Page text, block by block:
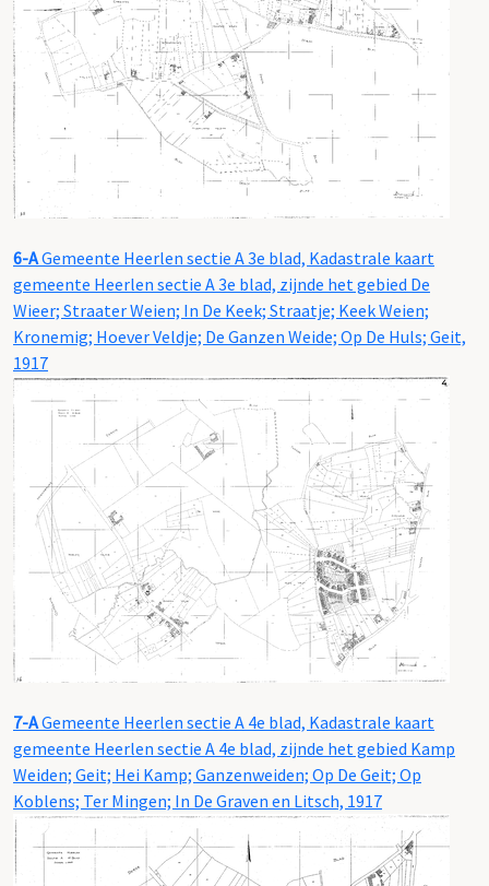
6-AGemeente Heerlen sectie A 3e blad, Kadastrale kaart
gemeente Heerlen sectie A 3e blad, zijnde het gebied De
Wieer; Straater Weien; In De Keek; Straatje; Keek Weien;
Kronemig; Hoever Veldje; De Ganzen Weide; Op De Huls; Geit,
1917
7-AGemeente Heerlen sectie A 4e blad, Kadastrale kaart
gemeente Heerlen sectie A 4e blad, zijnde het gebied Kamp
Weiden; Geit; Hei Kamp; Ganzenweiden; Op De Geit; Op
Koblens; Ter Mingen; In De Graven en Litsch, 1917